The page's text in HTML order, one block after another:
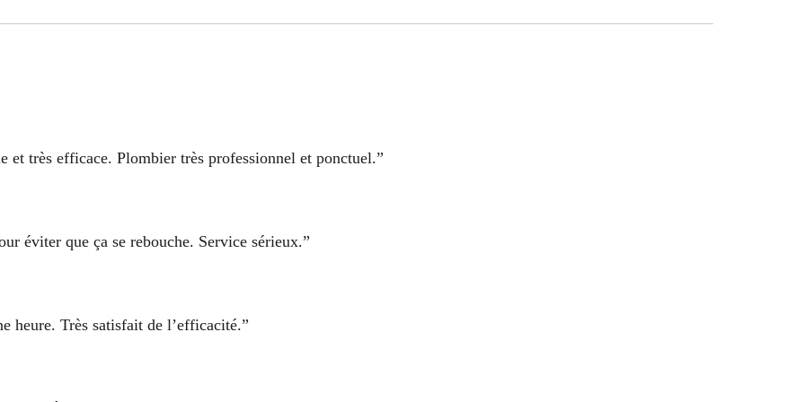
et très efficace. Plombier très professionnel et ponctuel.”
éviter que ça se rebouche. Service sérieux.”
heure. Très satisfait de l’efficacité.”